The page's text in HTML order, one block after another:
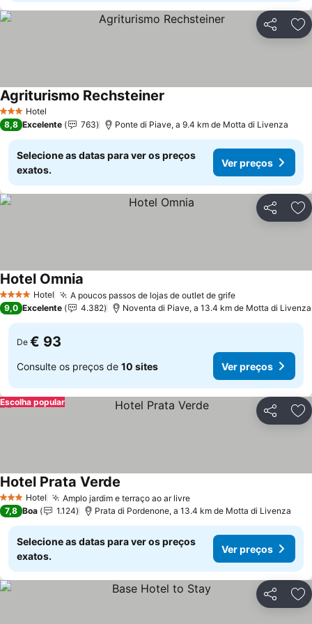
Partilhar
3 EstrelasHotel
Agriturismo Rechsteiner
8,8 Excelente 763 Ponte di Piave, a 9.4 km de Motta di Livenza
Selecione as datas para ver os preços
exatos.
Ver preços
Partilhar
4 EstrelasHotel A poucos passos de lojas de outlet de grife
Hotel Omnia
9,0 Excelente 4.382 Noventa di Piave, a 13.4 km de Motta di Livenza
De € 93
Consulte os preços de 10 sites Ver preços
Partilhar
Escolha popular
3 EstrelasHotel Amplo jardim e terraço ao ar livre
Hotel Prata Verde
7,8 Boa 1.124 Prata di Pordenone, a 13.4 km de Motta di Livenza
Selecione as datas para ver os preços
exatos.
Ver preços
Partilhar